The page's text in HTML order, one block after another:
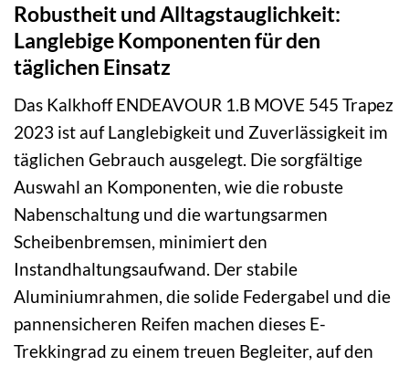
Robustheit und Alltagstauglichkeit:
Langlebige Komponenten für den
täglichen Einsatz
Das Kalkhoff ENDEAVOUR 1.B MOVE 545 Trapez
2023 ist auf Langlebigkeit und Zuverlässigkeit im
täglichen Gebrauch ausgelegt. Die sorgfältige
Auswahl an Komponenten, wie die robuste
Nabenschaltung und die wartungsarmen
Scheibenbremsen, minimiert den
Instandhaltungsaufwand. Der stabile
Aluminiumrahmen, die solide Federgabel und die
pannensicheren Reifen machen dieses E-
Trekkingrad zu einem treuen Begleiter, auf den